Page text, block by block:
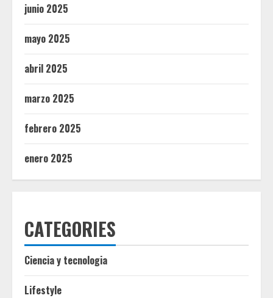
junio 2025
mayo 2025
abril 2025
marzo 2025
febrero 2025
enero 2025
CATEGORIES
Ciencia y tecnologia
Lifestyle